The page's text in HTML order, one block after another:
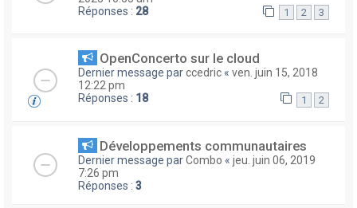
Réponses : 28 1 2 3
OpenConcerto sur le cloud
Dernier message parccedric « ven. juin 15, 2018
12:22 pm
Réponses : 18 1 2
Développements communautaires
Dernier message parCombo « jeu. juin 06, 2019
7:26 pm
Réponses : 3